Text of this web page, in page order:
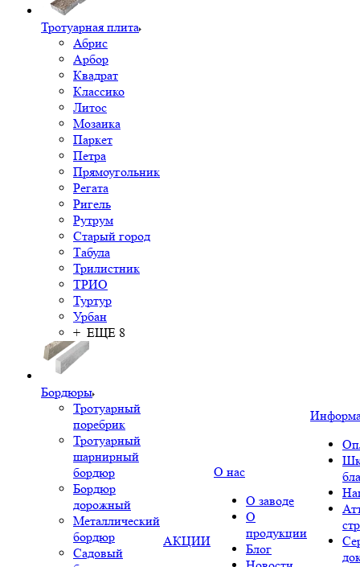
Тротуарная плита
Абрис
Арбор
Квадрат
Классико
Литос
Мозаика
Паркет
Петра
Прямоугольник
Регата
Ригель
Рутрум
Старый город
Табула
Трилистник
ТРИО
Туртур
Урбан
+ ЕЩЕ 8
Бордюры
Тротуарный
поребрик
Тротуарный
шарнирный
бордюр
Бордюр
дорожный
Металлический
бордюр
Садовый
АКЦИИ
О нас
О заводе
О
продукции
Блог